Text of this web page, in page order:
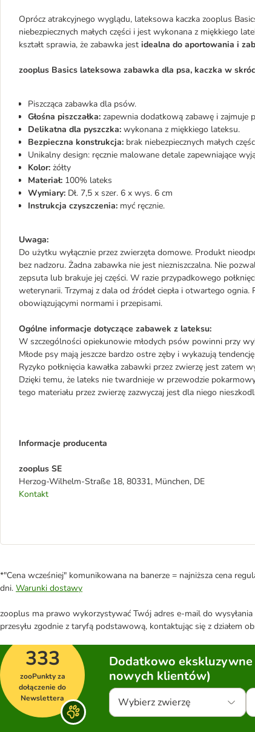
Oprócz atrakcyjnego wyglądu, lateksowa kaczka zooplus
niebezpiecznych małych części i jest wykonana z miękkiego
kształt sprawia, że zabawka jest idealna do aportowania i
zooplus Basics lateksowa zabawka dla psa, kaczka w
Piszcząca zabawka dla psów.
Głośna piszczałka: zapewnia dodatkową zabawę i zajmuje
Delikatna dla pyszczka: wykonana z miękkiego lateksu.
Bezpieczna konstrukcja: brak niebezpiecznych małych
Unikalny design: ręcznie malowane detale zapewniające
Kolor: żółty
Materiał: 100% lateks
Wymiary: Dł. 7,5 x szer. 6 x wys. 6 cm
Instrukcja czyszczenia: myć ręcznie.
Uwaga:
Do użytku wyłącznie przez zwierzęta domowe. Produkt
bez nadzoru. Żadna zabawka nie jest niezniszczalna. Nie
zepsuta lub brakuje jej części. W razie przypadkowego
weterynarii. Trzymaj z dala od źródeł ciepła i otwartego
obowiązującymi normami i przepisami.
Ogólne informacje dotyczące zabawek z lateksu:
W szczególności opiekunowie młodych psów powinni przy
Młode psy mają jeszcze bardzo ostre zęby i wykazują
Ryzyko połknięcia kawałka zabawki przez zwierzę jest zatem
Dzięki temu, że lateks nie twardnieje w przewodzie
tego materiału przez zwierzę zazwyczaj jest dla niego
Informacje producenta
zooplus SE
Herzog-Wilhelm-Straße 18, 80331, München, DE
Kontakt
*"Cena wcześniej" komunikowana na banerze = najniższa cena
dni. Warunki dostawy
zooplus ma prawo wykorzystywać Twój adres e-mail do
przesyłu zgodnie z taryfą podstawową, kontaktując się z działem
333
zooPunkty za
dołączenie do
Newslettera
Dodatkowo
nowych klientów)
Wybierz zwierzę